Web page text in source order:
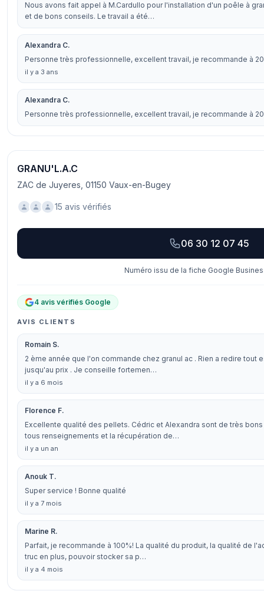
Nous avons fait appel à M.Cardullo pour l'installation d'un poêle à
et de bons conseils. Le travail a été…
Alexandra C.
Personne très professionnelle, excellent travail, je recommande à
il y a 3 ans
Alexandra C.
Personne très professionnelle, excellent travail, je recommande à
GRANU'L.A.C
ZAC de Juyeres, 01150 Vaux-en-Bugey
15 avis vérifiés
06 30 12 07 45
Numéro issu de la fiche Google
4 avis vérifiés Google
AVIS CLIENTS
Romain S.
2 ème année que l'on commande chez granul ac . Rien a redire tout
jusqu'au prix . Je conseille fortemen…
il y a 6 mois
Florence F.
Excellente qualité des pellets. Cédric et Alexandra sont de très
tous renseignements et la récupération de…
il y a un an
Anouk T.
Super service ! Bonne qualité
il y a 7 mois
Marine R.
Parfait, je recommande à 100%! La qualité du produit, la qualité de
truc en plus, pouvoir stocker sa p…
il y a 4 mois